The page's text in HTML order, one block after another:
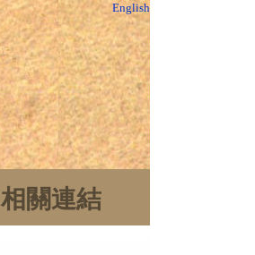
English
相關連結